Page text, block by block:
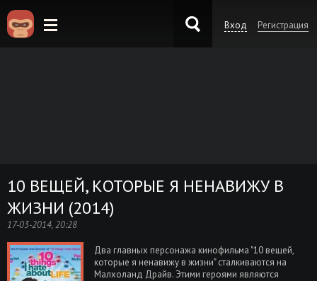
Вход Регистрация
10 ВЕЩЕЙ, КОТОРЫЕ Я НЕНАВИЖУ В
ЖИЗНИ (2014)
17-03-2014, 20:28
Два главных персонажа кинофильма "10 вещей,
которые я ненавижу в жизни" сталкиваются на
Малхоланд Драйв. Этими героями являются